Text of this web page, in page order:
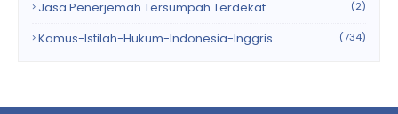
Jasa Penerjemah Tersumpah Terdekat (2)
Kamus-Istilah-Hukum-Indonesia-Inggris (734)